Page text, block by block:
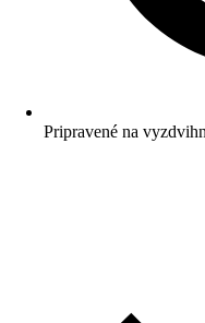
Pripravené na